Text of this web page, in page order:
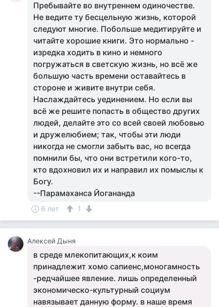
Пребывайте во внутреннем одиночестве.
Не ведите ту бесцельную жизнь, которой
следуют многие. Побольше медитируйте и
читайте хорошие книги. Это нормально -
изредка ходить в кино и немного
погружаться в светскую жизнь, но всё же
большую часть времени оставайтесь в
стороне и живите внутри себя.
Наслаждайтесь уединением. Но если вы
всё же решите попасть в общество других
людей, делайте это со всей своей любовью
и дружелюбием; так, чтобы эти люди
никогда не смогли забыть вас, но всегда
помнили бы, что они встретили кого-то,
кто вдохновил их и направил их помыслы к
Богу.
--Парамаханса Йогананда
6 лет 1
Алексей Дыня
в среде млекопитающих,к коим
принадлежит хомо сапиенс,моногамность
-редчайшее явление. лишь определенный
экономическо-культурный социум
навязывает данную форму. в наше время